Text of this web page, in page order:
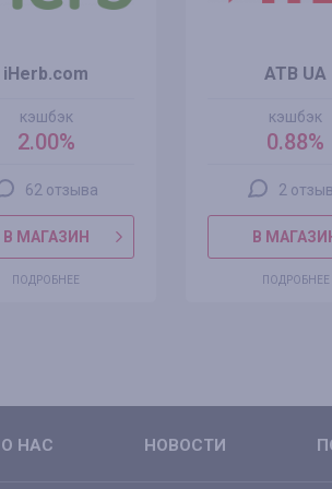
iHerb.com
кэшбэк
2.00%
62 отзыва
В МАГАЗИН
ПОДРОБНЕЕ
ATB UA
кэшбэк
0.88%
2
В
ПОДРОБНЕЕ
О НАС НОВОСТИ